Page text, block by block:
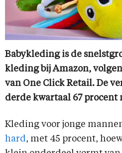
Babykleding is de
kleding bij Amazon,
van One Click Retail. De
derde kwartaal 67
Kleding voor jonge
hard, met 45 procent,